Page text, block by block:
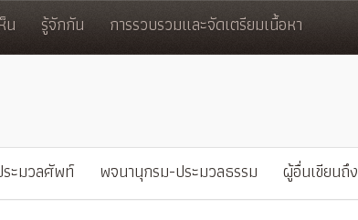
น รู้จักกัน การรวบรวมและจัดเตรียมเนื้อหา
ะมวลศัพท์ พจนานุกรม-ประมวลธรรม ผู้อื่นเขียนถึง